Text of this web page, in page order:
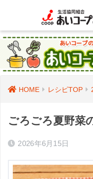
HOME レシピTOP
ごろごろ夏野菜
2026年6月15日